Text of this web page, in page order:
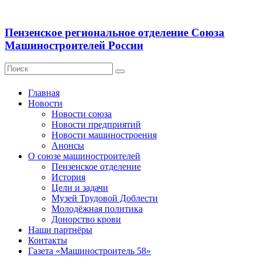
Пензенское региональное отделение Союза
Машиностроителей России
Главная
Новости
Новости союза
Новости предприятий
Новости машиностроения
Анонсы
О союзе машиностроителей
Пензенское отделение
История
Цели и задачи
Музей Трудовой Доблести
Молодёжная политика
Донорство крови
Наши партнёры
Контакты
Газета «Машиностроитель 58»